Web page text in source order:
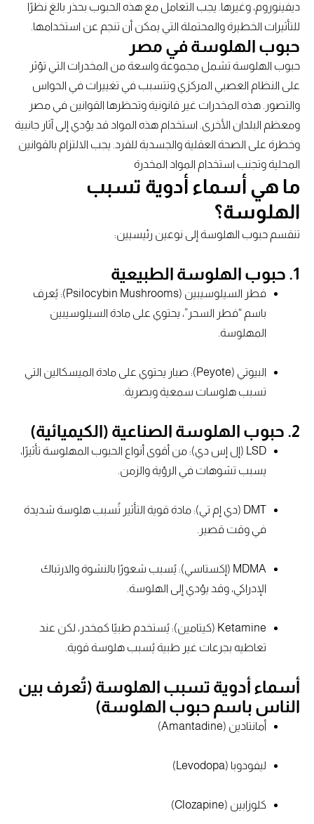
ديفينوروم، وغيرها. يجب التعامل مع هذه الحبوب بحذر بالغ نظرًا
للتأثيرات الخطيرة والمحتملة التي يمكن أن تنجم عن استخدامها.
حبوب الهلوسة في مصر
حبوب الهلوسة تشمل مجموعة واسعة من المخدرات التي تؤثر
على النظام العصبي المركزي وتتسبب في تغييرات في الحواس
والتصور. هذه المخدرات غير قانونية وتحظرها القوانين في مصر
ومعظم البلدان الأخرى. استخدام هذه المواد قد يؤدي إلى آثار جانبية
وخطرة على الصحة العقلية والجسدية للفرد. يجب الالتزام بالقوانين
المحلية وتجنب استخدام المواد المخدرة
ما هي أسماء أدوية تسبب
الهلوسة؟
تنقسم حبوب الهلوسة إلى نوعين رئيسيين:
فطر السيلوسيبين (Psilocybin Mushrooms): يُعرف
باسم “فطر السحر”، يحتوي على مادة السيلوسيبين
المهلوسة.
البيوتي (Peyote): صبار يحتوي على مادة الميسكالين التي
تسبب هلوسات سمعية وبصرية.
2. حبوب الهلوسة الصناعية (الكيميائية)
LSD (إل إس دي): من أقوى أنواع الحبوب المهلوسة تأثيرًا،
يسبب تشوهات في الرؤية والزمن.
DMT (دي إم تي): مادة قوية التأثير تُسبب هلوسة شديدة
في وقت قصير.
MDMA (إكستاسي): يُسبب شعورًا بالنشوة والارتباك
الإدراكي، وقد يؤدي إلى الهلوسة.
Ketamine (كيتامين): يُستخدم طبيًا كمخدر، لكن عند
تعاطيه بجرعات غير طبية يُسبب هلوسة قوية.
أسماء أدوية تسبب الهلوسة (تُعرف بين
الناس باسم حبوب الهلوسة)
أمانتادين (Amantadine)
ليفودوبا (Levodopa)
كلوزابين (Clozapine)